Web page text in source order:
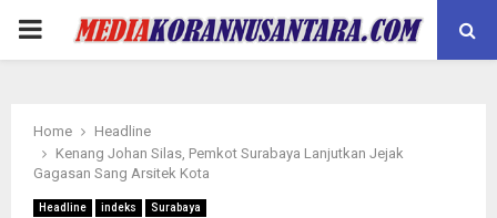
PRIMARY
Home
Headline
Kenang Johan Silas, Pemkot Surabaya Lanjutkan Jejak
Gagasan Sang Arsitek Kota
Headline indeks Surabaya